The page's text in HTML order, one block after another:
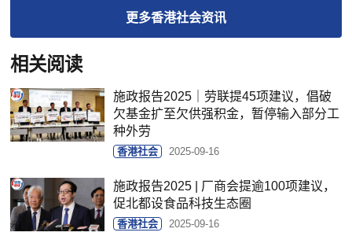
更多香港社会资讯
相关阅读
施政报告2025｜劳联提45项建议，倡破
欠基金扩至欠供强积金，暂停输入部分工
种外劳
香港社会 2025-09-16
施政报告2025 | 厂商会提逾100项建议，
促北都设食品科技生态圈
香港社会 2025-09-16